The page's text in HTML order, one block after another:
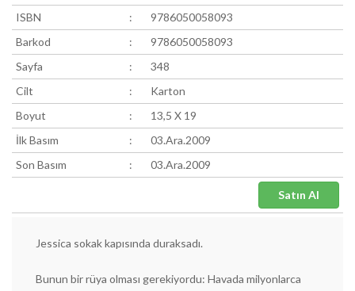
ISBN :
9786050058093
Barkod
:
9786050058093
Sayfa
:
348
Cilt
:
Karton
Boyut
:
13,5 X 19
İlk Basım
:
03.Ara.2009
Son Basım
: 03.Ara.2009
Jessica sokak kapısında duraksadı.
Bunun bir rüya olması gerekiyordu: Havada milyonlarca